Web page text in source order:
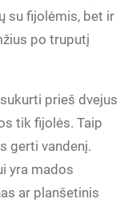
su fijolėmis, bet ir
po truputį
prieš dvejus
tik fijolės. Taip
gerti vandenį.
yra mados
ar planšetinis